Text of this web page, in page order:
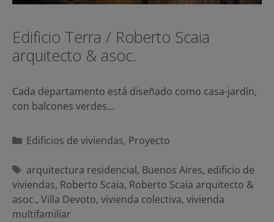
Edificio Terra / Roberto Scaia
arquitecto & asoc.
Cada departamento está diseñado como casa-jardín,
con balcones verdes…
Categorías
Edificios de viviendas, Proyecto
Etiquetas
arquitectura residencial, Buenos Aires, edificio de
viviendas, Roberto Scaia, Roberto Scaia arquitecto &
asoc., Villa Devoto, vivienda colectiva, vivienda
multifamiliar